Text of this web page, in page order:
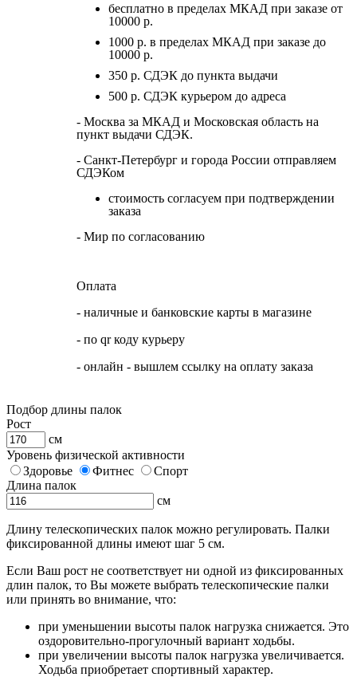
бесплатно в пределах МКАД при заказе от
10000 р.
1000 р. в пределах МКАД при заказе до
10000 р.
350 р. СДЭК до пункта выдачи
500 р. СДЭК курьером до адреса
- Москва за МКАД и Московская область на
пункт выдачи СДЭК.
- Санкт-Петербург и города России отправляем
СДЭКом
стоимость согласуем при подтверждении
заказа
- Мир по согласованию
Оплата
- наличные и банковские карты в магазине
- по qr коду курьеру
- онлайн - вышлем ссылку на оплату заказа
Подбор длины палок
Рост
см
Уровень физической активности
Здоровье
Фитнес
Спорт
Длина палок
см
Длину телескопических палок можно регулировать. Палки
фиксированной длины имеют шаг 5 см.
Если Ваш рост не соответствует ни одной из фиксированных
длин палок, то Вы можете выбрать телескопические палки
или принять во внимание, что:
при уменьшении высоты палок нагрузка снижается. Это
оздоровительно-прогулочный вариант ходьбы.
при увеличении высоты палок нагрузка увеличивается.
Ходьба приобретает спортивный характер.